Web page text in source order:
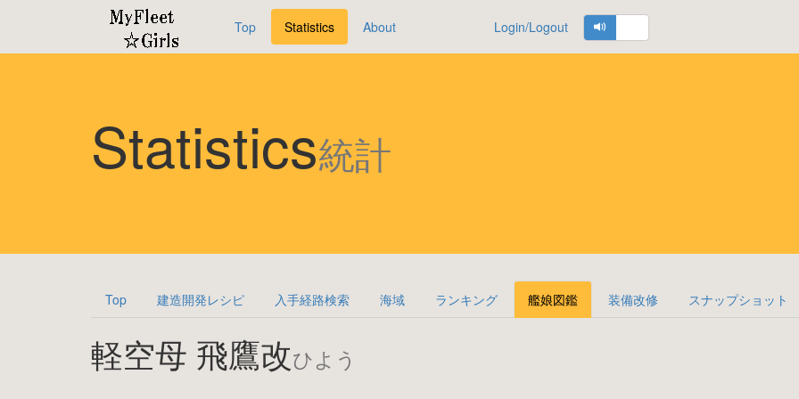
Top Statistics About Login/Logout
Statistics統計
Top 建造開発レシピ 入手経路検索 海域 ランキング 艦娘図鑑 装備改修 スナップショット
軽空母 飛鷹改ひよう